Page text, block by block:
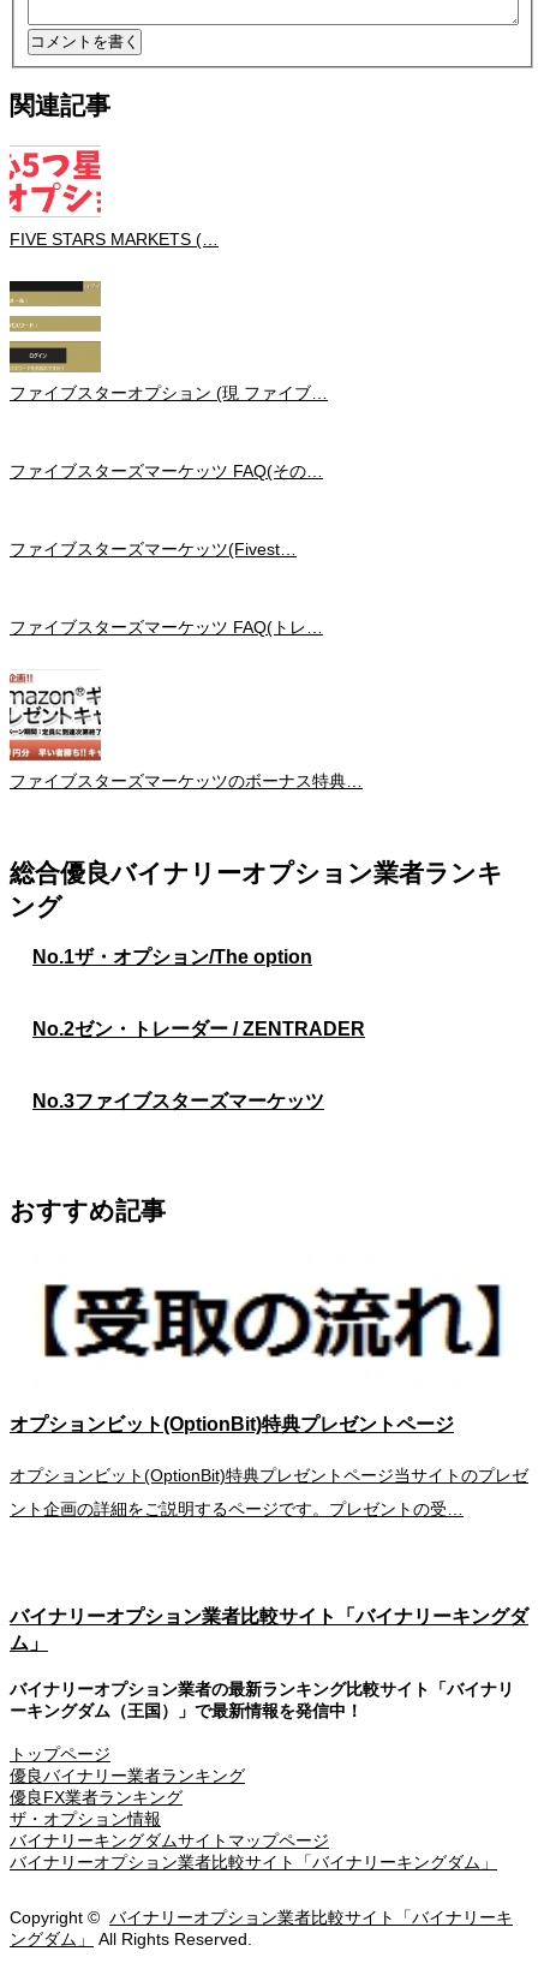
関連記事
FIVE STARS MARKETS (…
ファイブスターオプション (現 ファイブ…
ファイブスターズマーケッツ FAQ(その…
ファイブスターズマーケッツ(Fivest…
ファイブスターズマーケッツ FAQ(トレ…
ファイブスターズマーケッツのボーナス特典…
総合優良バイナリーオプション業者ランキ
ング
No.1ザ・オプション/The option
No.2ゼン・トレーダー / ZENTRADER
No.3ファイブスターズマーケッツ
おすすめ記事
オプションビット(OptionBit)特典プレゼントページ
オプションビット(OptionBit)特典プレゼントページ当サイトのプレゼ
ント企画の詳細をご説明するページです。プレゼントの受…
バイナリーオプション業者比較サイト「バイナリーキングダ
ム」
バイナリーオプション業者の最新ランキング比較サイト「バイナリ
ーキングダム（王国）」で最新情報を発信中！
トップページ
優良バイナリー業者ランキング
優良FX業者ランキング
ザ・オプション情報
バイナリーキングダムサイトマップページ
バイナリーオプション業者比較サイト「バイナリーキングダム」
Copyright © バイナリーオプション業者比較サイト「バイナリーキ
ングダム」
All Rights Reserved.